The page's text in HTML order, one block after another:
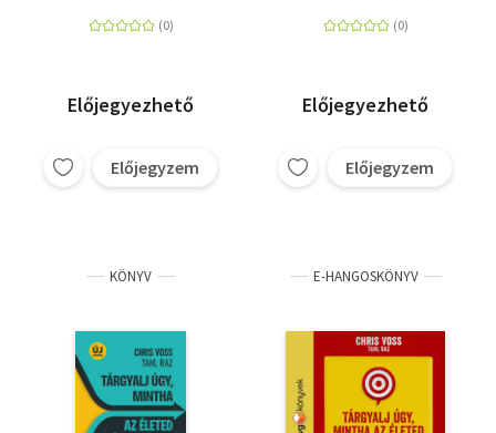
túsztárgyaló
Előjegyezhető
Előjegyzem
Előjegyezhető
Előjegyzem
KÖNYV E-HANGOSKÖNYV